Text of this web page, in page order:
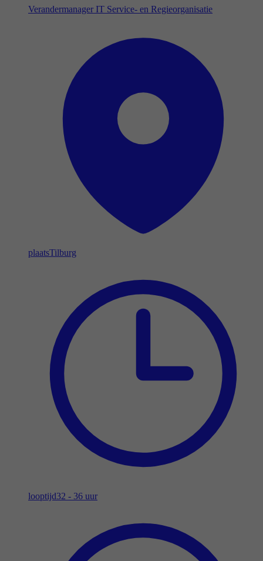
Verandermanager IT Service- en Regieorganisatie
plaatsTilburg
looptijd32 - 36 uur